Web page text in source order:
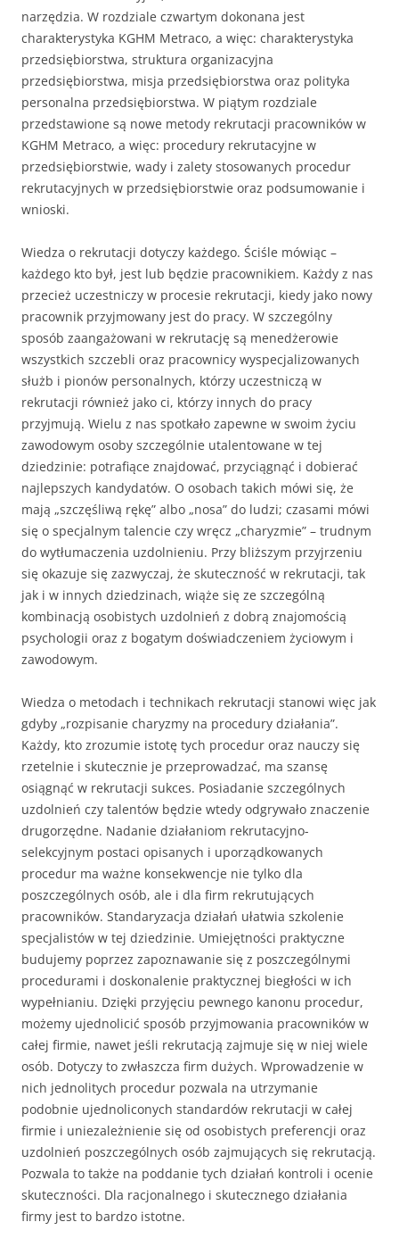
narzędzia. W rozdziale czwartym dokonana jest
charakterystyka KGHM Metraco, a więc: charakterystyka
przedsiębiorstwa, struktura organizacyjna
przedsiębiorstwa, misja przedsiębiorstwa oraz polityka
personalna przedsiębiorstwa. W piątym rozdziale
przedstawione są nowe metody rekrutacji pracowników w
KGHM Metraco, a więc: procedury rekrutacyjne w
przedsiębiorstwie, wady i zalety stosowanych procedur
rekrutacyjnych w przedsiębiorstwie oraz podsumowanie i
wnioski.
Wiedza o rekrutacji dotyczy każdego. Ściśle mówiąc –
każdego kto był, jest lub będzie pracownikiem. Każdy z nas
przecież uczestniczy w procesie rekrutacji, kiedy jako nowy
pracownik przyjmowany jest do pracy. W szczególny
sposób zaangażowani w rekrutację są menedżerowie
wszystkich szczebli oraz pracownicy wyspecjalizowanych
służb i pionów personalnych, którzy uczestniczą w
rekrutacji również jako ci, którzy innych do pracy
przyjmują. Wielu z nas spotkało zapewne w swoim życiu
zawodowym osoby szczególnie uta­lentowane w tej
dziedzinie: potrafiące znajdować, przyciągnąć i dobierać
najlepszych kandydatów. O osobach takich mówi się, że
mają „szczęśliwą rękę” albo „nosa” do lu­dzi; czasami mówi
się o specjalnym talencie czy wręcz „charyzmie” – trudnym
do wytłu­maczenia uzdolnieniu. Przy bliższym przyjrzeniu
się okazuje się zazwyczaj, że skuteczność w rekrutacji, tak
jak i w innych dziedzinach, wiąże się ze szczególną
kombinacją osobistych uzdolnień z dobrą znajomością
psychologii oraz z bogatym doświadczeniem życiowym i
zawodowym.
Wiedza o metodach i technikach rekrutacji stanowi więc jak
gdyby „rozpi­sanie charyzmy na procedury działania”.
Każdy, kto zrozumie istotę tych procedur oraz nauczy się
rzetelnie i skutecznie je przeprowadzać, ma szansę
osiągnąć w rekrutacji suk­ces. Posiadanie szczególnych
uzdolnień czy talentów będzie wtedy odgrywało znaczenie
drugorzędne. Nadanie działaniom rekrutacyjno-
selekcyjnym postaci opisanych i upo­rządkowanych
procedur ma ważne konsekwencje nie tylko dla
poszczególnych osób, ale i dla firm rekrutujących
pracowników. Standaryzacja działań ułatwia szkolenie
specjali­stów w tej dziedzinie. Umiejętności praktyczne
budujemy poprzez zapoznawanie się z poszczególnymi
procedurami i doskonalenie praktycznej biegłości w ich
wypełnianiu. Dzięki przyjęciu pewnego kanonu procedur,
możemy ujednolicić sposób przyjmowania pracowników w
całej firmie, nawet jeśli rekrutacją zajmuje się w niej wie­le
osób. Dotyczy to zwłaszcza firm dużych. Wprowadzenie w
nich jednolitych procedur pozwala na utrzymanie
podobnie ujednoliconych standardów rekrutacji w całej
firmie i uniezależnienie się od osobistych preferencji oraz
uzdolnień poszczególnych osób zaj­mujących się rekrutacją.
Pozwala to także na poddanie tych działań kontroli i ocenie
skuteczności. Dla racjonalnego i skutecznego działania
firmy jest to bardzo istotne.